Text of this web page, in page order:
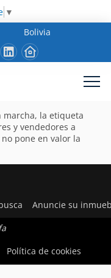
▼
Bolivia
marcha, la etiqueta
y vendedores a
pone en valor la
Anuncie su
Política de cookies